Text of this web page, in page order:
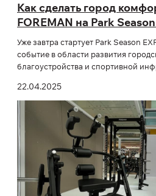
Как сделать город
FOREMAN на Park
Уже завтра стартует Park Season
событие в области развития
благоустройства и спортивной
22.04.2025